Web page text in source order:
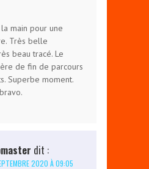
main pour une
Très belle
beau tracé. Le
de fin de parcours
Superbe moment.
dit :
2020 À 09:05